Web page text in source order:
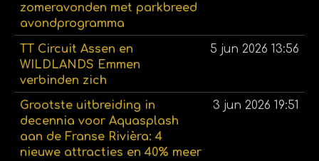
zomeravonden met parkbreed
avondprogramma
TT Circuit Assen en
WILDLANDS Emmen
verbinden zich
5 jun 2026 13:56
Grootste uitbreiding in
decennia voor Aquasplash
aan de Franse Rivièra: 4
nieuwe attracties en 40% meer
3 jun 2026 19:51